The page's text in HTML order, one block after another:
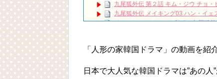
ユン・ギュンサン、番組にも登場し
News
キム・レウォンの影絵遊び！？「黒
九尾狐外伝 第２話 キム・ジウ チョ・
九尾狐外伝 メイキング03 ハン・イェ
チョ・ヒョンジェ 조현재 九尾狐
(11/26)
キム・ユジョン、美しいセルフショ
「人形の家韓国ドラマ」の動画を紹
日本で大人気な韓国ドラマは”あの